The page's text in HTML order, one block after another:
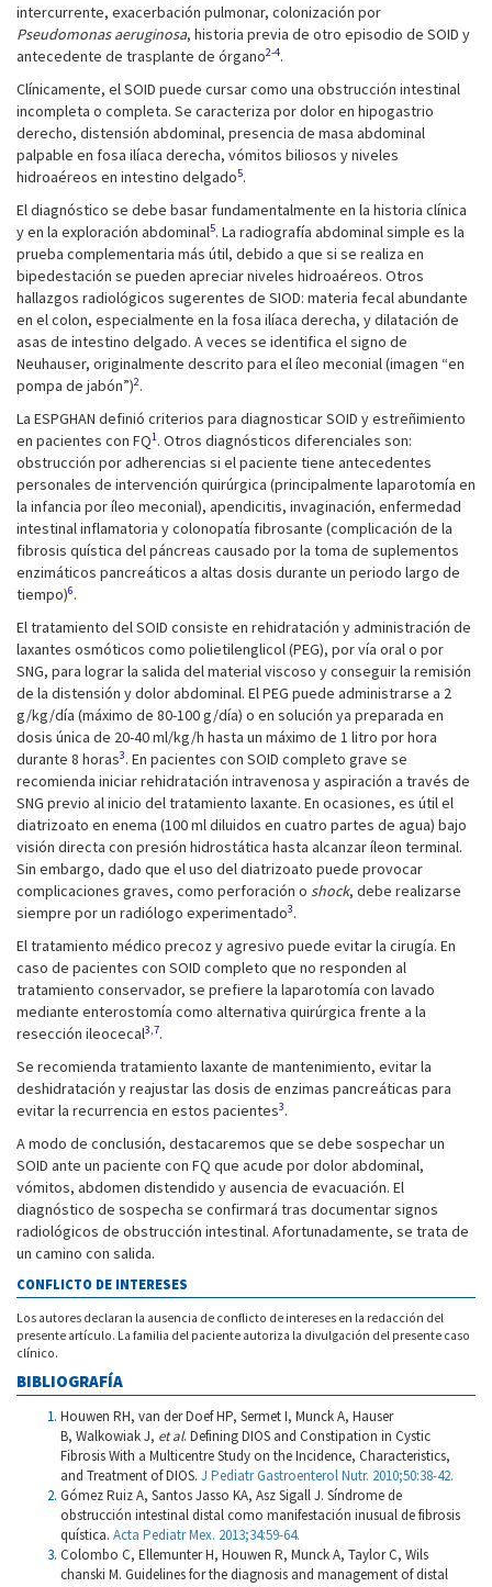
intercurrente, exacerbación pulmonar, colonización por
Pseudomonas aeruginosa, historia previa de otro episodio de SOID y
antecedente de trasplante de órgano2-4.
Clínicamente, el SOID puede cursar como una obstrucción intestinal
incompleta o completa. Se caracteriza por dolor en hipogastrio
derecho, distensión abdominal, presencia de masa abdominal
palpable en fosa ilíaca derecha, vómitos biliosos y niveles
hidroaéreos en intestino delgado5.
El diagnóstico se debe basar fundamentalmente en la historia clínica
y en la exploración abdominal5. La radiografía abdominal simple es la
prueba complementaria más útil, debido a que si se realiza en
bipedestación se pueden apreciar niveles hidroaéreos. Otros
hallazgos radiológicos sugerentes de SIOD: materia fecal abundante
en el colon, especialmente en la fosa ilíaca derecha, y dilatación de
asas de intestino delgado. A veces se identifica el signo de
Neuhauser, originalmente descrito para el íleo meconial (imagen “en
pompa de jabón”)2.
La ESPGHAN definió criterios para diagnosticar SOID y estreñimiento
en pacientes con FQ1. Otros diagnósticos diferenciales son:
obstrucción por adherencias si el paciente tiene antecedentes
personales de intervención quirúrgica (principalmente laparotomía en
la infancia por íleo meconial), apendicitis, invaginación, enfermedad
intestinal inflamatoria y colonopatía fibrosante (complicación de la
fibrosis quística del páncreas causado por la toma de suplementos
enzimáticos pancreáticos a altas dosis durante un periodo largo de
tiempo)6.
El tratamiento del SOID consiste en rehidratación y administración de
laxantes osmóticos como polietilenglicol (PEG), por vía oral o por
SNG, para lograr la salida del material viscoso y conseguir la remisión
de la distensión y dolor abdominal. El PEG puede administrarse a 2
g/kg/día (máximo de 80-100 g/día) o en solución ya preparada en
dosis única de 20-40 ml/kg/h hasta un máximo de 1 litro por hora
durante 8 horas3. En pacientes con SOID completo grave se
recomienda iniciar rehidratación intravenosa y aspiración a través de
SNG previo al inicio del tratamiento laxante. En ocasiones, es útil el
diatrizoato en enema (100 ml diluidos en cuatro partes de agua) bajo
visión directa con presión hidrostática hasta alcanzar íleon terminal.
Sin embargo, dado que el uso del diatrizoato puede provocar
complicaciones graves, como perforación o shock, debe realizarse
siempre por un radiólogo experimentado3.
El tratamiento médico precoz y agresivo puede evitar la cirugía. En
caso de pacientes con SOID completo que no responden al
tratamiento conservador, se prefiere la laparotomía con lavado
mediante enterostomía como alternativa quirúrgica frente a la
resección ileocecal3,7.
Se recomienda tratamiento laxante de mantenimiento, evitar la
deshidratación y reajustar las dosis de enzimas pancreáticas para
evitar la recurrencia en estos pacientes3.
A modo de conclusión, destacaremos que se debe sospechar un
SOID ante un paciente con FQ que acude por dolor abdominal,
vómitos, abdomen distendido y ausencia de evacuación. El
diagnóstico de sospecha se confirmará tras documentar signos
radiológicos de obstrucción intestinal. Afortunadamente, se trata de
un camino con salida.
CONFLICTO DE INTERESES
Los autores declaran la ausencia de conflicto de intereses en la redacción del
presente artículo. La familia del paciente autoriza la divulgación del presente caso
clínico.
BIBLIOGRAFÍA
Houwen RH, van der Doef HP, Sermet I, Munck A, Hauser
B, Walkowiak J, et al. Defining DIOS and Constipation in Cystic
Fibrosis With a Multicentre Study on the Incidence, Characteristics,
and Treatment of DIOS. J Pediatr Gastroenterol Nutr. 2010;50:38-42.
Gómez Ruiz A, Santos Jasso KA, Asz Sigall J. Síndrome de
obstrucción intestinal distal como manifestación inusual de fibrosis
quística. Acta Pediatr Mex. 2013;34:59-64.
Colombo C, Ellemunter H, Houwen R, Munck A, Taylor C, Wils
chanski M. Guidelines for the diagnosis and management of distal